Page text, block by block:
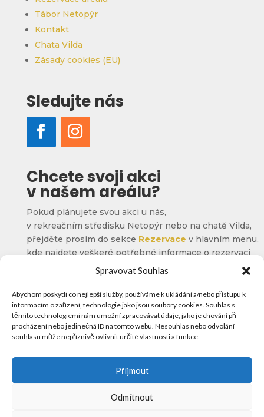
Spravovat Souhlas
Abychom poskytli co nejlepší služby, používáme k ukládání a/nebo přístupu k
informacím o zařízení, technologie jako jsou soubory cookies. Souhlas s
těmito technologiemi nám umožní zpracovávat údaje, jako je chování při
procházení nebo jedinečná ID na tomto webu. Nesouhlas nebo odvolání
souhlasu může nepříznivě ovlivnit určité vlastnosti a funkce.
Příjmout
Odmítnout
Tábor Netopýr
Kontakt
Chata Vilda
Zásady cookies (EU)
Sledujte nás
Chcete svoji akci
v našem areálu?
Pokud plánujete svou akci u nás,
v rekreačním středisku Netopýr nebo na chatě Vilda,
přejděte prosím do sekce Rezervace v hlavním menu,
kde najdete veškeré potřebné informace o rezervaci

Jiřetín pod Jedlovou
320, 407 56
 +420 777 552 876